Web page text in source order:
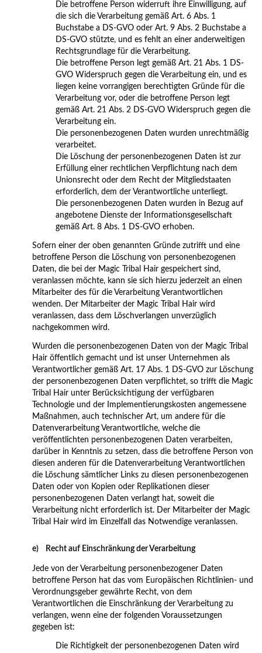
Die betroffene Person widerruft ihre Einwilligung, auf
die sich die Verarbeitung gemäß Art. 6 Abs. 1
Buchstabe a DS-GVO oder Art. 9 Abs. 2 Buchstabe a
DS-GVO stützte, und es fehlt an einer anderweitigen
Rechtsgrundlage für die Verarbeitung.
Die betroffene Person legt gemäß Art. 21 Abs. 1 DS-
GVO Widerspruch gegen die Verarbeitung ein, und es
liegen keine vorrangigen berechtigten Gründe für die
Verarbeitung vor, oder die betroffene Person legt
gemäß Art. 21 Abs. 2 DS-GVO Widerspruch gegen die
Verarbeitung ein.
Die personenbezogenen Daten wurden unrechtmäßig
verarbeitet.
Die Löschung der personenbezogenen Daten ist zur
Erfüllung einer rechtlichen Verpflichtung nach dem
Unionsrecht oder dem Recht der Mitgliedstaaten
erforderlich, dem der Verantwortliche unterliegt.
Die personenbezogenen Daten wurden in Bezug auf
angebotene Dienste der Informationsgesellschaft
gemäß Art. 8 Abs. 1 DS-GVO erhoben.
Sofern einer der oben genannten Gründe zutrifft und eine
betroffene Person die Löschung von personenbezogenen
Daten, die bei der Magic Tribal Hair gespeichert sind,
veranlassen möchte, kann sie sich hierzu jederzeit an einen
Mitarbeiter des für die Verarbeitung Verantwortlichen
wenden. Der Mitarbeiter der Magic Tribal Hair wird
veranlassen, dass dem Löschverlangen unverzüglich
nachgekommen wird.
Wurden die personenbezogenen Daten von der Magic Tribal
Hair öffentlich gemacht und ist unser Unternehmen als
Verantwortlicher gemäß Art. 17 Abs. 1 DS-GVO zur Löschung
der personenbezogenen Daten verpflichtet, so trifft die Magic
Tribal Hair unter Berücksichtigung der verfügbaren
Technologie und der Implementierungskosten angemessene
Maßnahmen, auch technischer Art, um andere für die
Datenverarbeitung Verantwortliche, welche die
veröffentlichten personenbezogenen Daten verarbeiten,
darüber in Kenntnis zu setzen, dass die betroffene Person von
diesen anderen für die Datenverarbeitung Verantwortlichen
die Löschung sämtlicher Links zu diesen personenbezogenen
Daten oder von Kopien oder Replikationen dieser
personenbezogenen Daten verlangt hat, soweit die
Verarbeitung nicht erforderlich ist. Der Mitarbeiter der Magic
Tribal Hair wird im Einzelfall das Notwendige veranlassen.
e) Recht auf Einschränkung der Verarbeitung
Jede von der Verarbeitung personenbezogener Daten
betroffene Person hat das vom Europäischen Richtlinien- und
Verordnungsgeber gewährte Recht, von dem
Verantwortlichen die Einschränkung der Verarbeitung zu
verlangen, wenn eine der folgenden Voraussetzungen
gegeben ist:
Die Richtigkeit der personenbezogenen Daten wird